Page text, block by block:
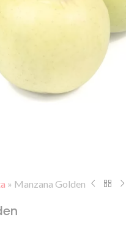
» Manzana Golden